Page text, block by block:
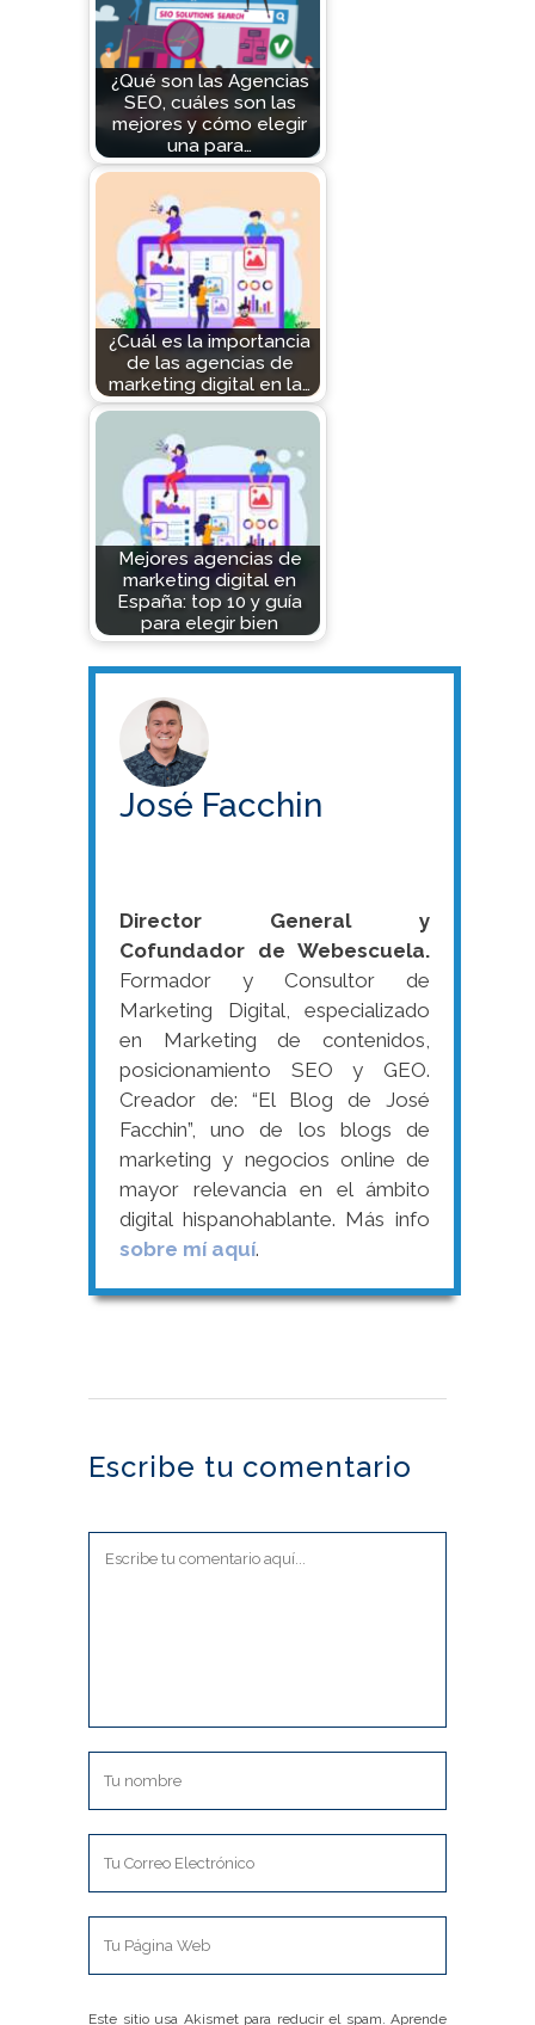
¿Qué son las Agencias
SEO, cuáles son las
mejores y cómo elegir
una para…
¿Cuál es la importancia
de las agencias de
marketing digital en la…
Mejores agencias de
marketing digital en
España: top 10 y guía
para elegir bien
José Facchin
Director General y
Cofundador de Webescuela.
Formador y Consultor de
Marketing Digital, especializado
en Marketing de contenidos,
posicionamiento SEO y GEO.
Creador de: “El Blog de José
Facchin”, uno de los blogs de
marketing y negocios online de
mayor relevancia en el ámbito
digital hispanohablante. Más info
sobre mí aquí.
Escribe tu comentario
Este sitio usa Akismet para reducir el spam. Aprende